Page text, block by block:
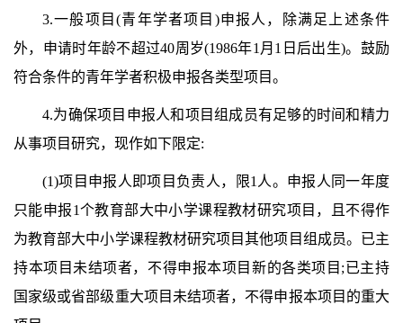
3.一般项目(青年学者项目)申报人，除满足上述条件
外，申请时年龄不超过40周岁(1986年1月1日后出生)。鼓励
符合条件的青年学者积极申报各类型项目。
4.为确保项目申报人和项目组成员有足够的时间和精力
从事项目研究，现作如下限定:
(1)项目申报人即项目负责人，限1人。申报人同一年度
只能申报1个教育部大中小学课程教材研究项目，且不得作
为教育部大中小学课程教材研究项目其他项目组成员。已主
持本项目未结项者，不得申报本项目新的各类项目;已主持
国家级或省部级重大项目未结项者，不得申报本项目的重大